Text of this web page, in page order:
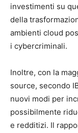
investimenti su
della
ambienti cloud
i cybercriminali.
Inoltre, con la
source, secondo
nuovi modi per
possibilmente
e redditizi. Il